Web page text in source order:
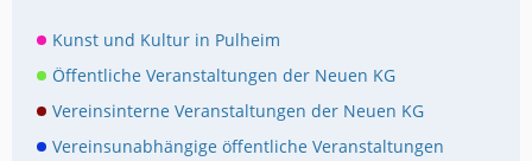
Kunst und Kultur in Pulheim
Öffentliche Veranstaltungen der Neuen KG
Vereinsinterne Veranstaltungen der Neuen KG
Vereinsunabhängige öffentliche Veranstaltungen